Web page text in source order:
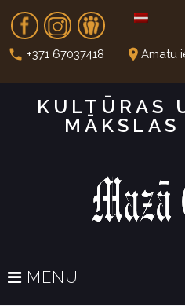
t
Fb In Dr
call +371 67037418 place Amatu
KULTŪRAS
MĀKSLAS
MENU